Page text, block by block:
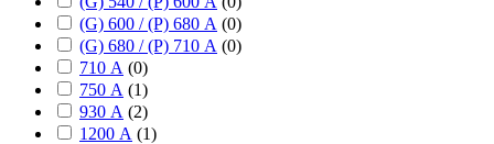
(G) 600 / (P) 680 А (0)
(G) 680 / (P) 710 А (0)
710 А (0)
750 А (1)
930 А (2)
1200 А (1)